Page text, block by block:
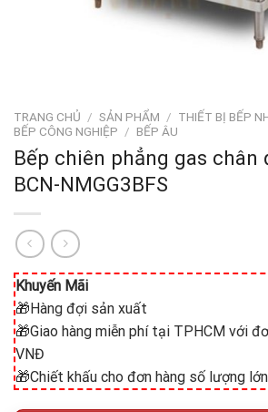
TRANG CHỦ / SẢN PHẨM / THIẾT BỊ BẾP
BẾP CÔNG NGHIỆP / BẾP ÂU
Bếp chiên phẳng gas chân
BCN-NMGG3BFS
Khuyến Mãi
🎁Hàng đợi sản xuất
🎁Giao hàng miễn phí tại TPHCM với
VNĐ
🎁Chiết khấu cho đơn hàng số lượng lớn